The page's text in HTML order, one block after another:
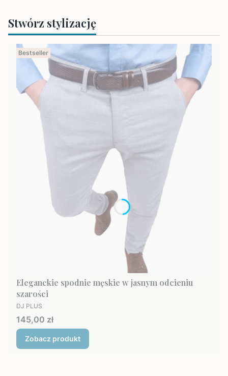
Stwórz stylizację
Bestseller
Eleganckie spodnie męskie w jasnym odcieniu
szarości
PRODUCENT
DJ PLUS
Cena
145,00 zł
Zobacz produkt